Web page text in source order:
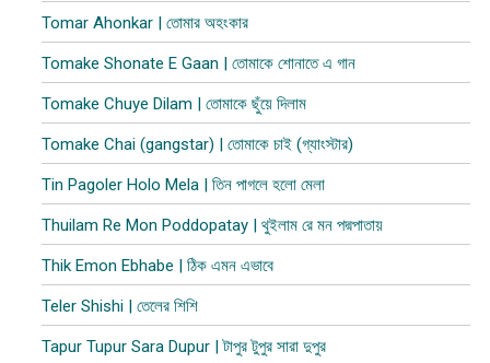
Tomar Ahonkar | তোমার অহংকার
Tomake Shonate E Gaan | তোমাকে শোনাতে এ গান
Tomake Chuye Dilam | তোমাকে ছুঁয়ে দিলাম​
Tomake Chai (gangstar) | তোমাকে চাই (গ্যাংস্টার)
Tin Pagoler Holo Mela | তিন পাগলে হলো মেলা
Thuilam Re Mon Poddopatay | থুইলাম রে মন পদ্মপাতায়
Thik Emon Ebhabe | ঠিক এমন এভাবে
Teler Shishi | তেলের শিশি
Tapur Tupur Sara Dupur | টাপুর টুপুর সারা দুপুর